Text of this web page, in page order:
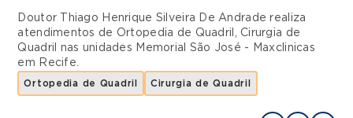
Doutor Thiago Henrique Silveira De Andrade realiza
atendimentos de Ortopedia de Quadril , Cirurgia de
Quadril
nas unidades Memorial São José - Maxclinicas
em Recife.
Ortopedia de Quadril Cirurgia de Quadril